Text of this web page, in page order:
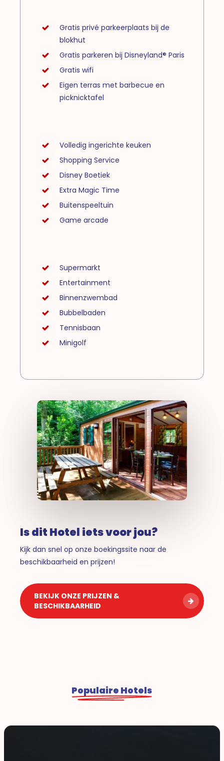
Gratis privé parkeerplaats bij de
blokhut
Gratis parkeren bij Disneyland® Paris
Gratis wifi
Eigen terras met barbecue en
picknicktafel
Volledig ingerichte keuken
Shopping Service
Disney Boetiek
Extra Magic Time
Buitenspeeltuin
Game arcade
Supermarkt
Entertainment
Binnenzwembad
Bubbelbaden
Tennisbaan
Minigolf
Is dit Hotel iets voor jou?
Kijk dan snel op onze boekingssite naar de
beschikbaarheid en prijzen!
BEKIJK ONZE PRIJZEN &
BESCHIKBAARHEID
Populaire Hotels